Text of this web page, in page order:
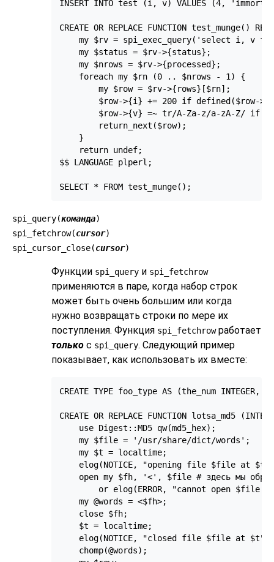
INSERT INTO test (i, v) VALUES (4,
CREATE OR REPLACE FUNCTION test_munge()
my $rv = spi_exec_query('select i, v
    my $status = $rv->{status};
    my $nrows = $rv->{processed};
    foreach my $rn (0 .. $nrows - 1) {
        my $row = $rv->{rows}[$rn];
$row->{i} += 200 if defined($row-
$row->{v} =~ tr/A-Za-z/a-zA-Z/ if
        return_next($row);
    }
    return undef;
$$ LANGUAGE plperl;
SELECT * FROM test_munge();
spi_query(команда)
spi_fetchrow(cursor)
spi_cursor_close(cursor)
Функции spi_query и spi_fetchrow
применяются в паре, когда набор строк
может быть очень большим или когда
нужно возвращать строки по мере их
поступления. Функция spi_fetchrowработает
только с spi_query. Следующий пример
показывает, как использовать их вместе:
CREATE TYPE foo_type AS (the_num INTEGER,
CREATE OR REPLACE FUNCTION lotsa_md5
    use Digest::MD5 qw(md5_hex);
    my $file = '/usr/share/dict/words';
    my $t = localtime;
elog(NOTICE, "opening file $file at $t"
open my $fh, '<', $file # здесь мы
or elog(ERROR, "cannot open $file
    my @words = <$fh>;
    close $fh;
    $t = localtime;
    elog(NOTICE, "closed file $file at $t");
    chomp(@words);